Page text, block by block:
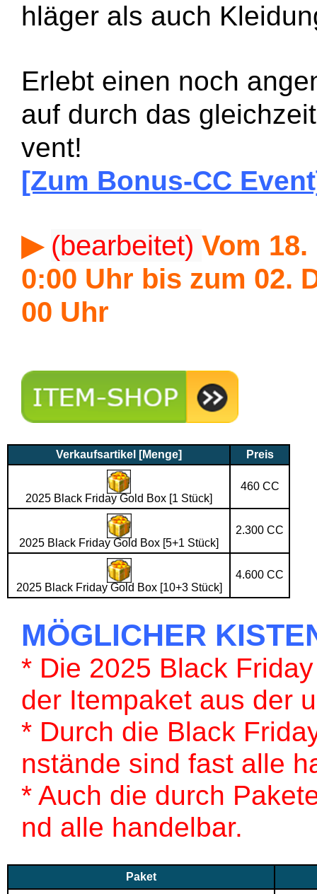
hläger als auch
Erlebt einen noch
auf durch das
vent!
[Zum Bonus-CC
▶ (bearbeitet) Vom
0:00 Uhr bis zum 02.
00 Uhr
Verkaufsartikel [Menge] Preis
2025 Black Friday Gold Box [1 Stück]
460 CC
2025 Black Friday Gold Box [5+1 Stück]
2.300 CC
2025 Black Friday Gold Box [10+3 Stück]
4.600 CC
MÖGLICHER
* Die 2025 Black
der Itempaket aus der
* Durch die Black
nstände sind fast alle
* Auch die durch
nd alle handelbar.
Paket